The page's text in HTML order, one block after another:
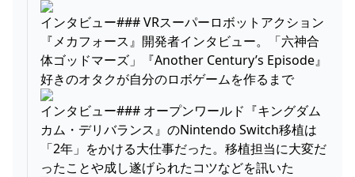
インタビュー### VRスーパーロボットアクション
『メカフォース』開発者インタビュー。「六神合
体ゴッドマーズ」『Another Century’s Episode』
好きのオタクが自分のロボゲームを作るまで
インタビュー### オープンワールド『キングダム
カム・デリバランス』のNintendo Switch移植は
「2年」をかける大仕事だった。移植担当に大変だ
ったことや成し遂げられたコツなどを訊いた